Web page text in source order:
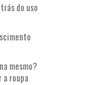
do uso
mesmo?
a roupa